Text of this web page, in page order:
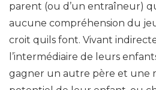
parent (ou d’un entraîneur)
aucune compréhension du
croit quils font. Vivant
l’intermédiaire de leurs
gagner un autre père et une